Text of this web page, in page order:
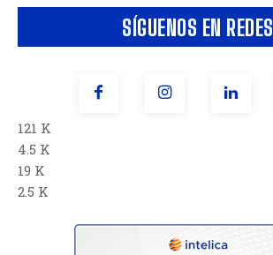
SÍGUENOS EN REDES
121 K
4.5 K
19 K
2.5 K